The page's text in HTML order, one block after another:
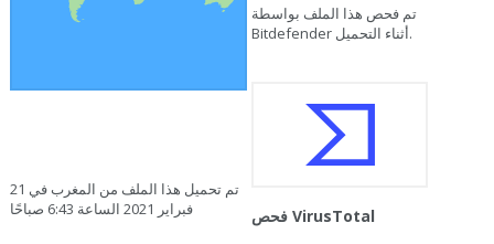
تم تحميل هذا الملف من المغرب في 21
فبراير 2021 الساعة 6:43 صباحًا
تم فحص هذا الملف بواسطة
Bitdefender أثناء التحميل.
فحص VirusTotal